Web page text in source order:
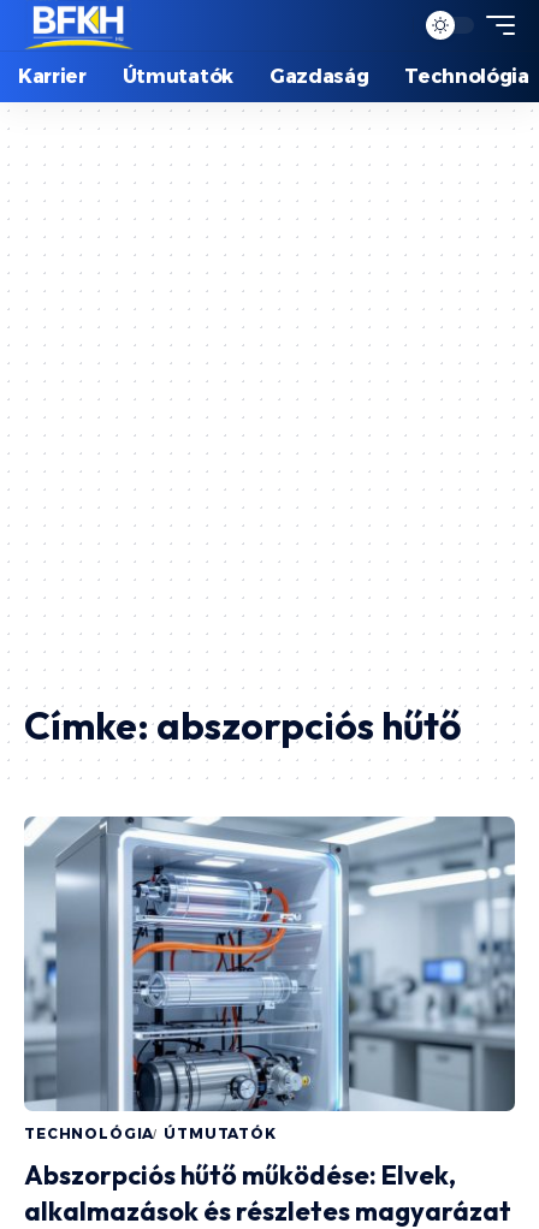
Karrier Útmutatók Gazdaság Technológia
Címke:abszorpciós hűtő
TECHNOLÓGIA ÚTMUTATÓK
Abszorpciós hűtő működése: Elvek,
alkalmazások és részletes magyarázat